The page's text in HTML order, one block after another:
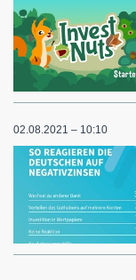
02.08.2021 – 10:10